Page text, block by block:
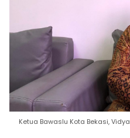
Ketua Bawaslu Kota Bekasi,